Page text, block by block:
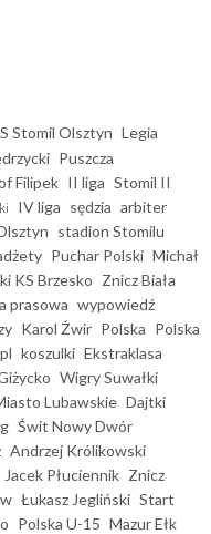
Stomil Olsztyn Legia
Puszcza
Filipek II liga Stomil II
IV liga sędzia arbiter
stadion Stomilu
Puchar Polski Michał
KS Brzesko Znicz Biała
prasowa wypowiedź
Karol Żwir Polska Polska
koszulki Ekstraklasa
Wigry Suwałki
Lubawskie Dajtki
Świt Nowy Dwór
Andrzej Królikowski
Jacek Płuciennik Znicz
Łukasz Jegliński Start
Polska U-15 Mazur Ełk